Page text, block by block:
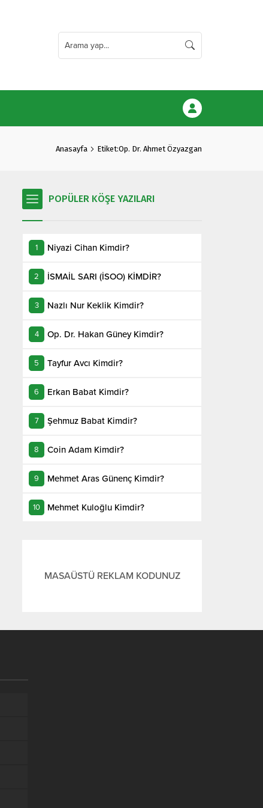
Anasayfa Etiket:Op. Dr. Ahmet Özyazgan
POPÜLER KÖŞE YAZILARI
Niyazi Cihan Kimdir?
İSMAİL SARI (İSOO) KİMDİR?
Nazlı Nur Keklik Kimdir?
Op. Dr. Hakan Güney Kimdir?
Tayfur Avcı Kimdir?
Erkan Babat Kimdir?
Şehmuz Babat Kimdir?
Coin Adam Kimdir?
Mehmet Aras Günenç Kimdir?
Mehmet Kuloğlu Kimdir?
MASAÜSTÜ REKLAM KODUNUZ